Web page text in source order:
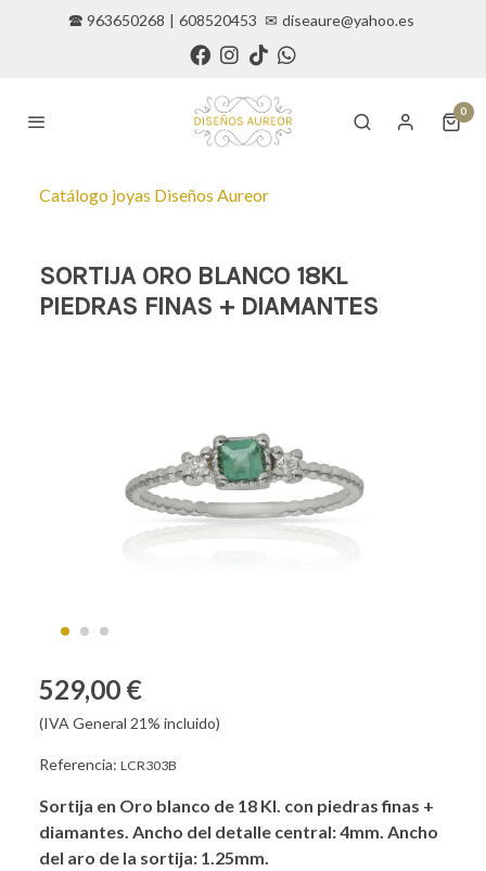
🕿 963650268 | 608520453 ✉ diseaure@yahoo.es
0
Catálogo joyas Diseños Aureor
SORTIJA ORO BLANCO 18KL
PIEDRAS FINAS + DIAMANTES
529,00 €
(IVA General 21% incluido)
Referencia: LCR303B
Sortija en Oro blanco de 18 Kl. con piedras finas +
diamantes. Ancho del detalle central: 4mm. Ancho
del aro de la sortija: 1.25mm.